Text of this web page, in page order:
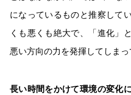
になっているものと推察して
くも悪くも絶大で、「進化」
悪い方向の力を発揮してしまっ
長い時間をかけて環境の変化